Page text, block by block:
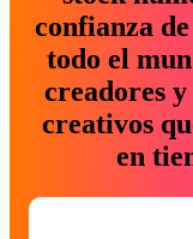
confianza
todo el
creadores
creativos
en